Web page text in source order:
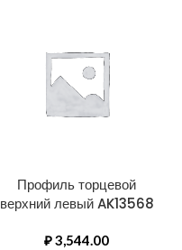
Профиль торцевой
верхний левый AK13568
₽3,544.00